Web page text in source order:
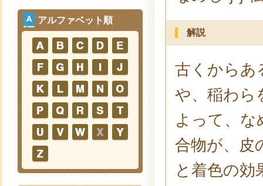
アルファベット順
解説
古くからあ
や、稲わら
よって、な
合物が、皮
と着色の効